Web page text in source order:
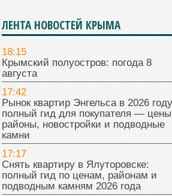
ЛЕНТА НОВОСТЕЙ КРЫМА
18:15
Крымский полуостров: погода 8
августа
17:42
Рынок квартир Энгельса в 2026
полный гид для покупателя —
районы, новостройки и подводные
камни
17:17
Снять квартиру в Ялуторовске:
полный гид по ценам, районам и
подводным камням 2026 года